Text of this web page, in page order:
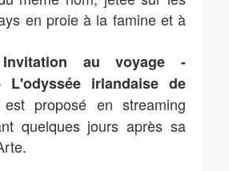
en proie à la famine et à
au voyage -
L'odyssée irlandaise de
est proposé en streaming
quelques jours après sa